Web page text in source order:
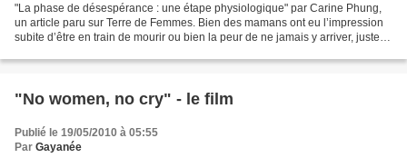
"La phase de désespérance : une étape physiologique" par Carine Phung,
un article paru sur Terre de Femmes. Bien des mamans ont eu l’impression
subite d’être en train de mourir ou bien la peur de ne jamais y arriver, juste
"No women, no cry" - le film
Publié le 19/05/2010 à 05:55
Par Gayanée